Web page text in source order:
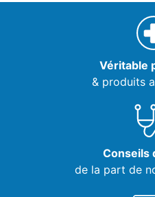
Véritable
& produits
Conseils
de la part de